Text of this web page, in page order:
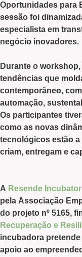
Oportunidades para
sessão foi
especialista em
negócio inovadores.
Durante o
tendências que
contemporâneo,
automação,
Os participantes
como as novas
tecnológicos estão
criam, entregam e
A Resende
pela Associação
do projeto nº 5165,
Recuperação e
incubadora
apoio ao